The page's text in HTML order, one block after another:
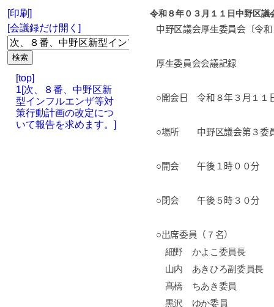
[印刷]
[会議録だけ開く]
[top]
1[次、８番、中野区新
型インフルエンザ等対
策行動計画の改定につ
いて報告を求めます。]
令和８年０３月１１日中野区
中野区議会厚生委員会〔令和
厚生委員会会議記録
○開会日 令和 ８年 ３ 月 １１
○場所 中野区議会第３委
○開会 午後１時００分
○閉会 午後 ５ 時 ３０分
○出席委員（ ７ 名）
細野 かよこ委員長
山内 あきひろ副委員長
髙橋 ちあき委員
黒沢 ゆか委員